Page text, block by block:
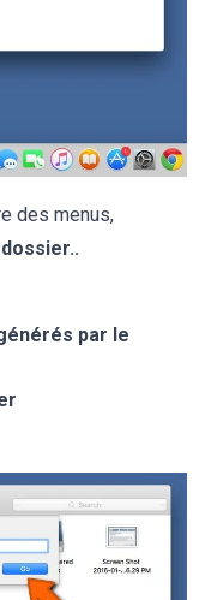
des menus,
par le